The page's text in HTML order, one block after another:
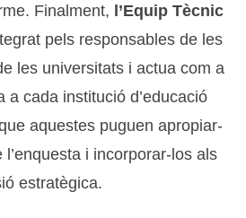
Finalment, l’Equip Tècnic
pels responsables de les
les universitats i actua com a
a cada institució d’educació
aquestes puguen apropiar-
i incorporar-los als
estratègica.